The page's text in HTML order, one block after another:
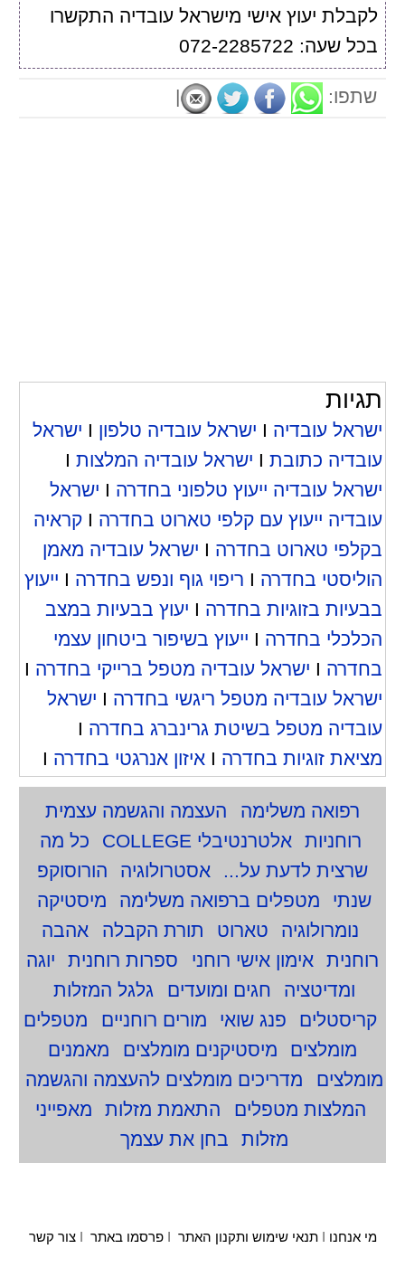
לקבלת יעוץ אישי מישראל עובדיה התקשרו
בכל שעה: 072-2285722
שתפו: |
תגיות
ישראל עובדיה ישראל עובדיה טלפון
ישראל
עובדיה כתובתI ישראל עובדיה המלצותI
ישראל עובדיה ייעוץ טלפוני בחדרה
ישראל
עובדיה ייעוץ עם קלפי טארוט בחדרה
קראיה
בקלפי טארוט בחדרה
ישראל עובדיה מאמן
הוליסטי בחדרה
ריפוי גוף ונפש בחדרה
ייעוץ
בבעיות בזוגיות בחדרה
יעוץ בבעיות במצב
הכלכלי בחדרה
ייעוץ בשיפור ביטחון עצמי
בחדרה
ישראל עובדיה מטפל ברייקי בחדרה
ישראל עובדיה מטפל ריגשי בחדרה
ישראל
עובדיה מטפל בשיטת גרינברג בחדרה
מציאת זוגיות בחדרה
איזון אנרגטי בחדרה
רפואה משלימה
העצמה והגשמה עצמית
רוחניות
אלטרנטיבלי COLLEGE
כל מה
שרצית לדעת על...
אסטרולוגיה
הורוסוקפ
שנתי
מטפלים ברפואה משלימה
מיסטיקה
נומרולוגיה
טארוט תורת הקבלה
אהבה
רוחנית
אימון אישי רוחני ספרות רוחנית
יוגה
ומדיטציה
חגים ומועדים
גלגל המזלות
קריסטלים
פנג שואי מורים רוחניים
מטפלים
מומלצים
מיסטיקנים מומלצים
מאמנים
מומלצים
מדריכים מומלצים להעצמה והגשמה
המלצות מטפלים
התאמת מזלות
מאפייני
מזלות
בחן את עצמך
מי אנחנו תנאי שימוש ותקנון האתר פרסמו באתר צור קשר